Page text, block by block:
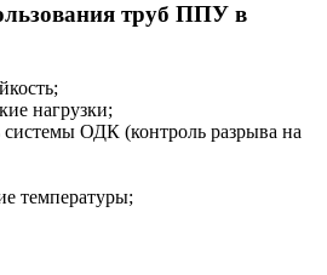
труб ППУ в
нагрузки;
ОДК (контроль разрыва на
температуры;